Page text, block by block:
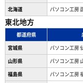
北海道
パソコン工房
東北地方
都道府県
宮城県
パソコン工房
山形県
パソコン工房
福島県
パソコン工房